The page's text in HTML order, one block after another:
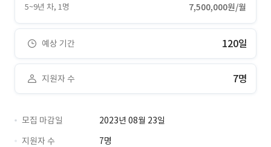
5~9년 차, 1명 7,500,000원/월
예상 기간 120일
지원자 수 7명
모집 마감일
2023년 08월 23일
지원자 수
7명